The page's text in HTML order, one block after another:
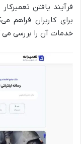
فرآیند یافتن
برای کاربران فراهم
خدمات آن را بررسی می